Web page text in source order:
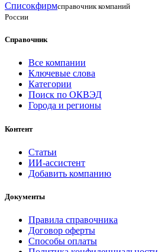
Списокфирмсправочник компаний
России
Справочник
Все компании
Ключевые слова
Категории
Поиск по ОКВЭД
Города и регионы
Контент
Статьи
ИИ-ассистент
Добавить компанию
Документы
Правила справочника
Договор оферты
Способы оплаты